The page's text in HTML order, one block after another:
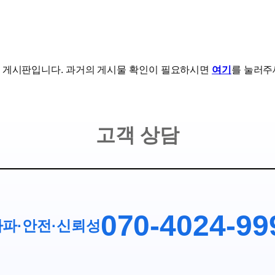
게시판입니다. 과거의 게시물 확인이 필요하시면 여기 를 눌러주
고객 상담
·안전·신뢰성070-4024-